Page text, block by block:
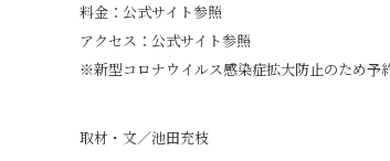
料金：公式サイト参照
アクセス：公式サイト参照
※新型コロナウイルス感染症拡大防止のため予
取材・文／池田充枝